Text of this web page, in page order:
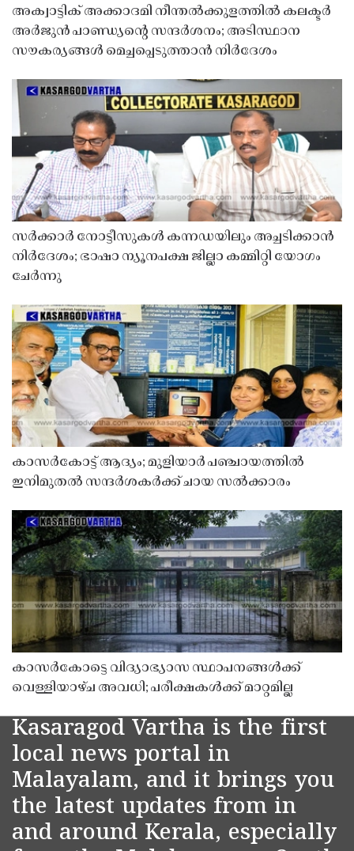
അക്വാട്ടിക് അക്കാദമി നീന്തൽക്കുളത്തിൽ കലക്ടർ
അർജുൻ പാണ്ഡ്യൻ്റെ സന്ദർശനം; അടിസ്ഥാന
സൗകര്യങ്ങൾ മെച്ചപ്പെടുത്താൻ നിർദേശം
സർക്കാർ നോട്ടീസുകൾ കന്നഡയിലും അച്ചടിക്കാൻ
നിർദേശം; ഭാഷാ ന്യൂനപക്ഷ ജില്ലാ കമ്മിറ്റി യോഗം
ചേർന്നു
കാസർകോട്ട് ആദ്യം; മുളിയാർ പഞ്ചായത്തിൽ
ഇനിമുതൽ സന്ദർശകർക്ക് ചായ സൽക്കാരം
കാസർകോട്ടെ വിദ്യാഭ്യാസ സ്ഥാപനങ്ങൾക്ക്
വെള്ളിയാഴ്ച അവധി; പരീക്ഷകൾക്ക് മാറ്റമില്ല
Kasaragod Vartha is the first
local news portal in
Malayalam, and it brings you
the latest updates from in
and around Kerala, especially